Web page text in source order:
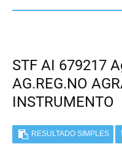
STF AI 679217
AG.REG.NO
INSTRUMENTO
RESULTADO SIMPLES